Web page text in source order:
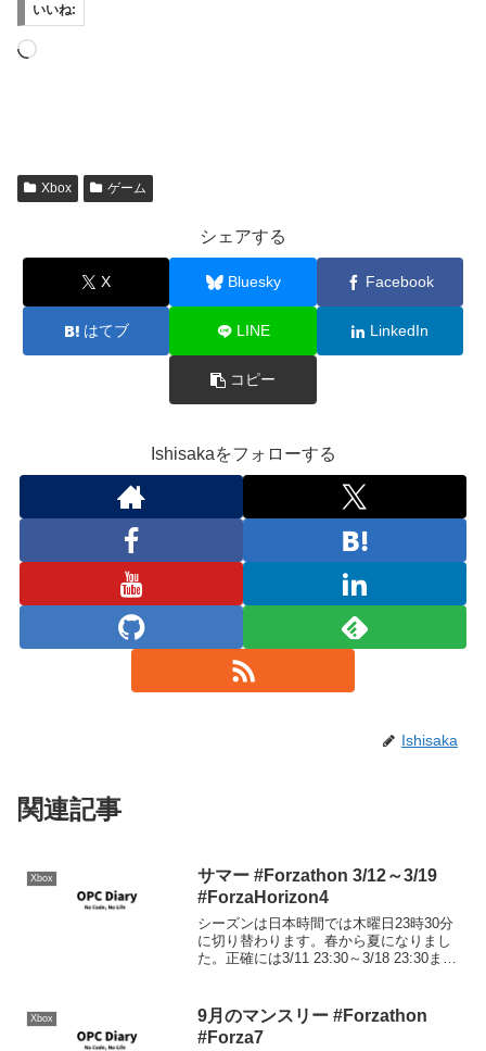
いいね:
読
Xbox ゲーム
シェアする
X Bluesky Facebook
はてブ LINE LinkedIn
コピー
Ishisakaをフォローする
Ishisaka
関連記事
Xbox
サマー #Forzathon 3/12～3/19
#ForzaHorizon4
シーズンは日本時間では木曜日23時30分
に切り替わります。春から夏になりまし
た。正確には3/11 23:30～3/18 23:30ま
ワード50%...
Xbox
9月のマンスリー #Forzathon
#Forza7